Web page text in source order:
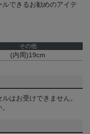
できるお勧めのアイテ
その他
(内周)19cm
はお受けできません。